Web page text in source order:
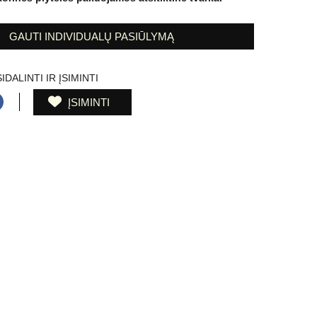
GAUTI INDIVIDUALŲ PASIŪLYMĄ
IR ĮSIMINTI
ĮSIMINTI